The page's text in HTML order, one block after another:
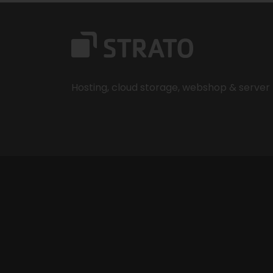
Hosting, cloud storage, webshop & server